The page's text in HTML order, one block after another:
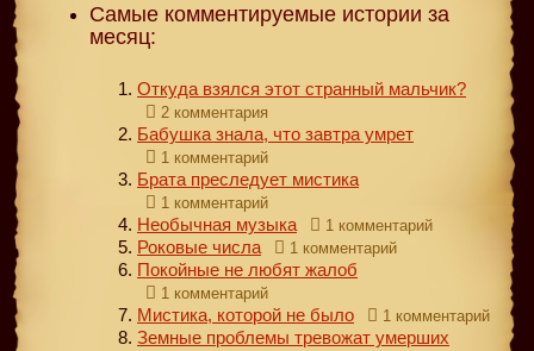
Самые комментируемые истории за
месяц:
Откуда взялся этот странный мальчик?
2 комментария
Бабушка знала, что завтра умрет
1 комментарий
Брата преследует мистика
1 комментарий
Необычная музыка 1 комментарий
Роковые числа 1 комментарий
Покойные не любят жалоб
1 комментарий
Мистика, которой не было 1 комментарий
Земные проблемы тревожат умерших